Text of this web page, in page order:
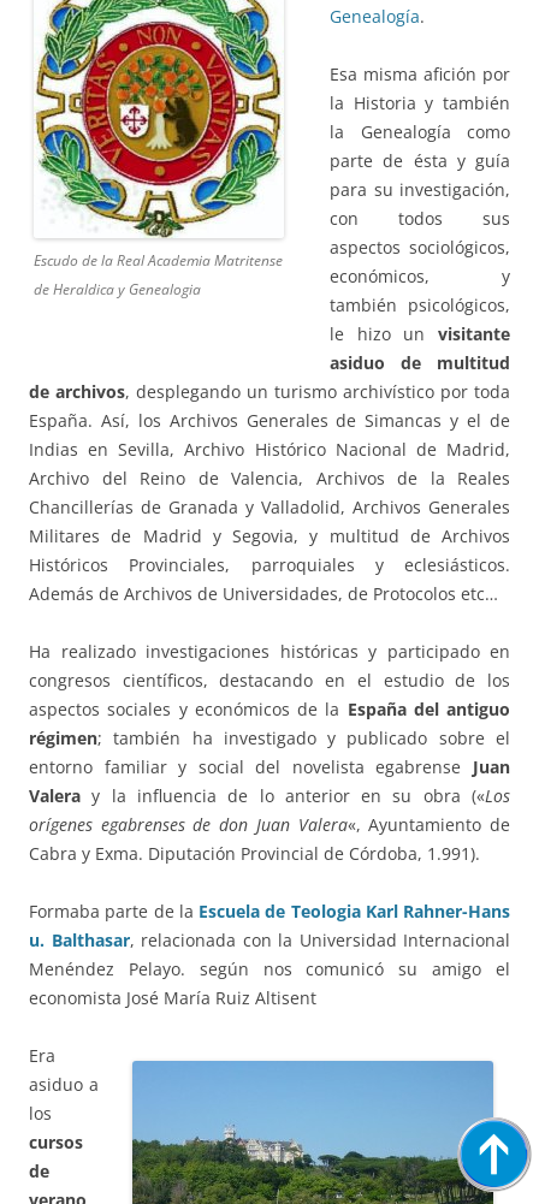
Escudo de la Real Academia Matritense
de Heraldica y Genealogia
Genealogía.
Esa misma afición por
la Historia y también
la Genealogía como
parte de ésta y guía
para su investigación,
con todos sus
aspectos sociológicos,
económicos, y
también psicológicos,
le hizo un visitante
asiduo de multitud
de archivos, desplegando un turismo archivístico por toda
España. Así, los Archivos Generales de Simancas y el de
Indias en Sevilla, Archivo Histórico Nacional de Madrid,
Archivo del Reino de Valencia, Archivos de la Reales
Chancillerías de Granada y Valladolid, Archivos Generales
Militares de Madrid y Segovia, y multitud de Archivos
Históricos Provinciales, parroquiales y eclesiásticos.
Además de Archivos de Universidades, de Protocolos etc…
Ha realizado investigaciones históricas y participado en
congresos científicos, destacando en el estudio de los
aspectos sociales y económicos de la España del antiguo
régimen; también ha investigado y publicado sobre el
entorno familiar y social del novelista egabrense Juan
Valera y la influencia de lo anterior en su obra («Los
orígenes egabrenses de don Juan Valera«, Ayuntamiento de
Cabra y Exma. Diputación Provincial de Córdoba, 1.991).
Formaba parte de la Escuela de Teologia Karl Rahner-Hans
u. Balthasar, relacionada con la Universidad Internacional
Menéndez Pelayo. según nos comunicó su amigo el
economista José María Ruiz Altisent
Era
asiduo a
los
cursos
de
verano